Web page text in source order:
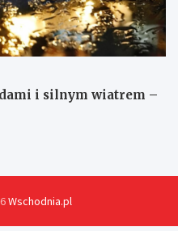
i silnym wiatrem –
Wschodnia.pl